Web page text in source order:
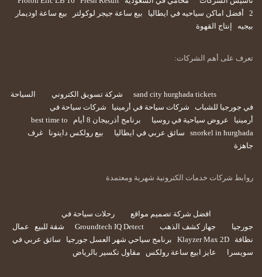
2
أفضل اماكن سياحيه في ايطاليا بيع ساعة جيجر لوكولتر
بيع ساعة اوديمار
بيجيه
إنتاج القهوة
تعرف على أهم الشركات:
sand city hurghada tickets شركة تسويق الكتروني
السياحة
في جورجيا للشباب
شركات سياحة في أرمينيا
شركات سياحة في
أرمينيا
عروض سياحية في روسيا برنامج أذربيجان 8 أيام
best time to
snorkel in hurghada
سائق عربي في ايطاليا بيع رولكس دايتونا
غرف
جاهزة
روابط شركات خدمات الكترونية شهرية ومعتمدة
افضل شركة تصميم مواقع
رحلات سياحة في
جورجيا
جهاز كشف الذهب Groundtech IQ Detect شقة للبيع
عمال
نظافة
Klayzer Max 2D برنامج سياحي شهر العسل جورجيا
سائق عربي في
سويسرا
عايز ابيع ساعة رولكس مقاول تكسير بالرياض